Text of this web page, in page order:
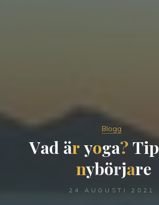
Blogg
Vad äryoga? Tip
nybörjare
24 AUGUSTI 2021